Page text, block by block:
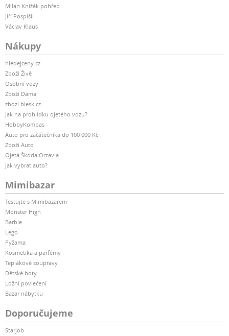
Milan Knížák pohřeb
Jiří Pospíšil
Václav Klaus
Nákupy
hledejceny.cz
Zboží Živě
Osobní vozy
Zboží Dáma
zbozi.blesk.cz
Jak na prohlídku ojetého vozu?
HobbyKompas
Auto pro začátečníka do 100 000 Kč
Zboží Auto
Ojetá Škoda Octavia
Jak vybrat auto?
Mimibazar
Testujte s Mimibazarem
Monster High
Barbie
Lego
Pyžama
Kosmetika a parfémy
Teplákové soupravy
Dětské boty
Ložní povlečení
Bazar nábytku
Doporučujeme
Starjob